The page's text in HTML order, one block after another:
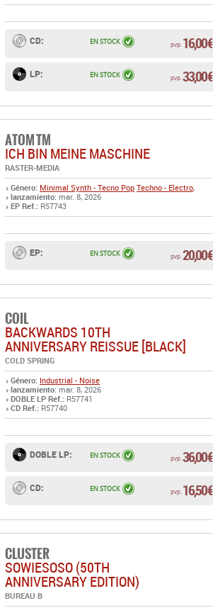
CD: pvp. 16,00 €
EN STOCK
LP: pvp. 33,00 €
EN STOCK
ATOM TM
ICH BIN MEINE MASCHINE
RASTER-MEDIA
Género: Minimal Synth - Tecno Pop Techno - Electro,
lanzamiento: mar. 8, 2026
EP Ref.: R57743
EP: pvp. 20,00 €
EN STOCK
COIL
BACKWARDS 10TH
ANNIVERSARY REISSUE [BLACK]
COLD SPRING
Género: Industrial - Noise
lanzamiento: mar. 8, 2026
DOBLE LP Ref.: R57741
CD Ref.: R57740
DOBLE LP: pvp. 36,00 €
EN STOCK
CD: pvp. 16,50 €
EN STOCK
CLUSTER
SOWIESOSO (50TH
ANNIVERSARY EDITION)
BUREAU B